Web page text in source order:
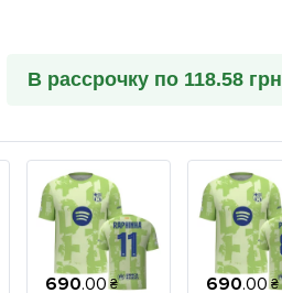
В рассрочку по 118.58 грн
690.00 ₴ 690.00 ₴